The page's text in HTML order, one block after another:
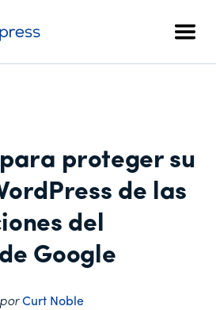
proteger su
de las
del
Google
porCurt Noble